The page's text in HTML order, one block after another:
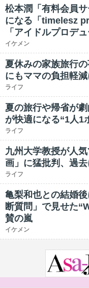
松本潤「有料会員
になる「timelesz
「アイドルプロデ
イケメン
夏休みの家族旅行
にもママの負担軽
ライフ
夏の旅行や帰省が
が快適になる“1人1
ライフ
九州大学教授が人
画」に猛批判、過
ライフ
亀梨和也との結婚
断質問」で見せた
賛の嵐
イケメン